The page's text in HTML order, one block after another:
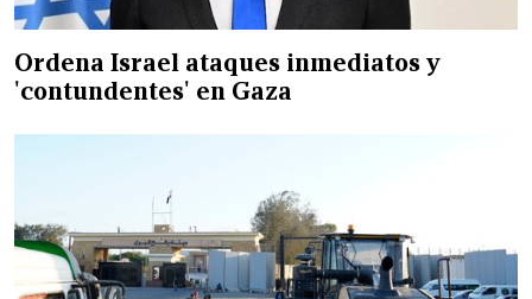
Ordena Israel ataques inmediatos y
'contundentes' en Gaza